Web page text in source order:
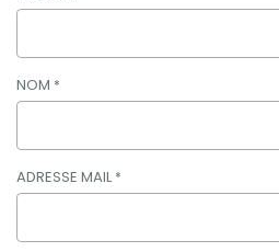
NOM *
ADRESSE MAIL*